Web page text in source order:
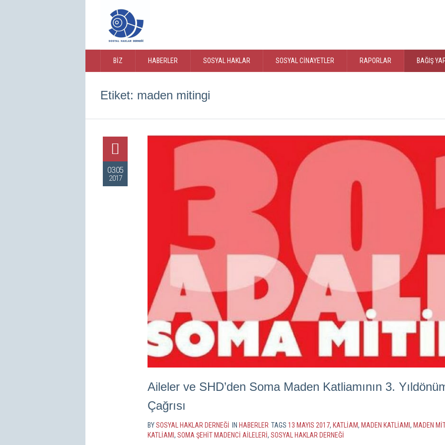
BIZ HABERLER SOSYAL HAKLAR SOSYAL CİNAYETLER RAPORLAR BAĞIŞ
Etiket: maden mitingi
03.05
2017
Aileler ve SHD’den Soma Maden Katliamının 3.
Çağrısı
BYSOSYAL HAKLAR DERNEĞI IN HABERLER TAGS 13 MAYIS 2017, KATLIAM, MADEN KATLİAMI , MADEN
KATLİAMI , SOMA ŞEHIT MADENCI AILELERI, SOSYAL HAKLAR DERNEĞI